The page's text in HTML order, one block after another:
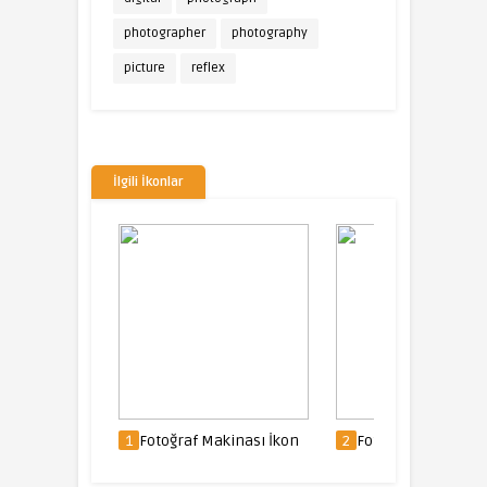
photographer photography
picture reflex
İlgili İkonlar
1 Fotoğraf Makinası İkon 2 Fotoğraf Makinası